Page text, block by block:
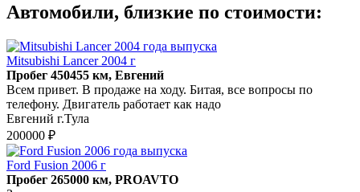
Автомобили, близкие по стоимости:
Mitsubishi Lancer 2004 г
Пробег 450455 км, Евгений
Всем привет. В продаже на ходу. Битая, все вопросы по
телефону. Двигатель работает как надо
Евгений г.Тула
200000 ₽
Ford Fusion 2006 г
Пробег 265000 км, PROAVTO